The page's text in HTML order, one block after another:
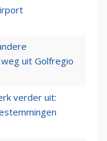
uit Golfregio
verder uit: